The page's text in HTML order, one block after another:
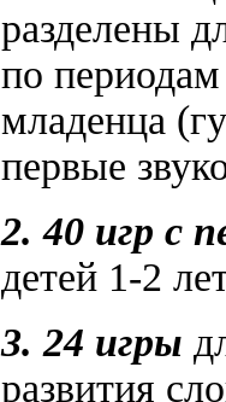
разделены
по периодам
младенца
первые
2. 40 игр с
детей 1-2
3. 24 игры
развития